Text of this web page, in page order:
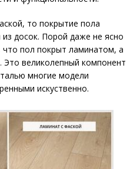
то покрытие пола
досок. Порой даже не ясно
пол покрыт ламинатом, а
великолепный компонент
многие модели
искуственно.